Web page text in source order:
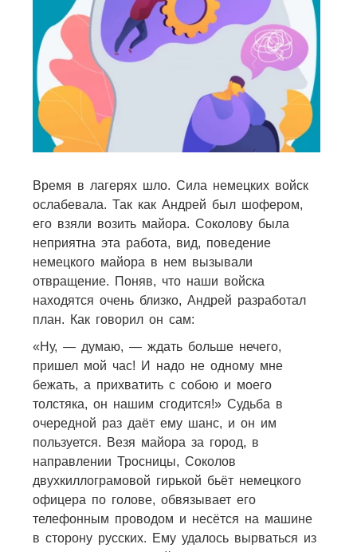
Время в лагерях шло. Сила немецких войск
ослабевала. Так как Андрей был шофером,
его взяли возить майора. Соколову была
неприятна эта работа, вид, поведение
немецкого майора в нем вызывали
отвращение. Поняв, что наши войска
находятся очень близко, Андрей разработал
план. Как говорил он сам:
«Ну, — думаю, — ждать больше нечего,
пришел мой час! И надо не одному мне
бежать, а прихватить с собою и моего
толстяка, он нашим сгодится!» Судьба в
очередной раз даёт ему шанс, и он им
пользуется. Везя майора за город, в
направлении Тросницы, Соколов
двухкиллограмовой гирькой бьёт немецкого
офицера по голове, обвязывает его
телефонным проводом и несётся на машине
в сторону русских. Ему удалось вырваться из